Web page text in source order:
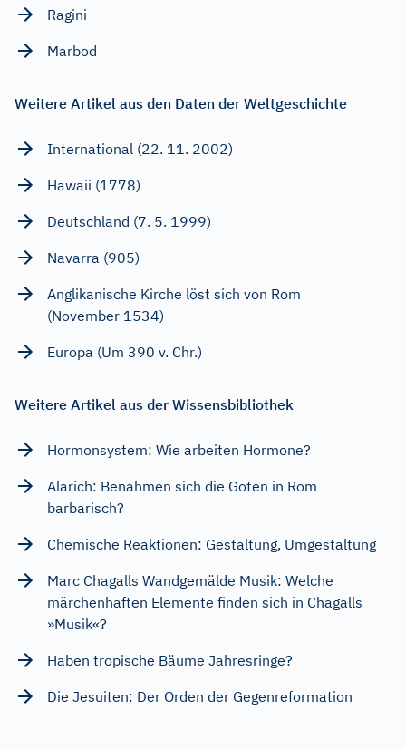
Ragini
Marbod
Weitere Artikel aus den Daten der Weltgeschichte
International (22. 11. 2002)
Hawaii (1778)
Deutschland (7. 5. 1999)
Navarra (905)
Anglikanische Kirche löst sich von Rom
(November 1534)
Europa (Um 390 v. Chr.)
Weitere Artikel aus der Wissensbibliothek
Hormonsystem: Wie arbeiten Hormone?
Alarich: Benahmen sich die Goten in Rom
barbarisch?
Chemische Reaktionen: Gestaltung, Umgestaltung
Marc Chagalls Wandgemälde Musik: Welche
märchenhaften Elemente finden sich in Chagalls
»Musik«?
Haben tropische Bäume Jahresringe?
Die Jesuiten: Der Orden der Gegenreformation